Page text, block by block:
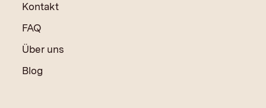
Kontakt
FAQ
Über uns
Blog